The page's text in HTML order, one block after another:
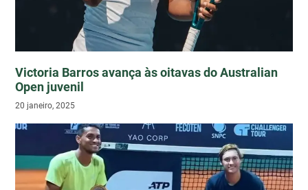
Victoria Barros avança às oitavas do Australian
Open juvenil
20 janeiro, 2025